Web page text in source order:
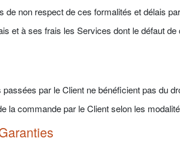
non respect de ces formalités et délais
et à ses frais les Services dont le défaut
par le Client ne bénéficient pas du
la commande par le Client selon les